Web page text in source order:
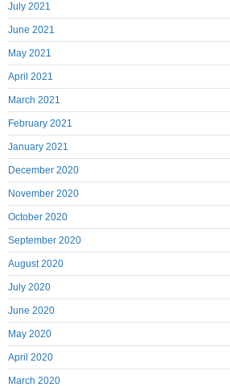
July 2021
June 2021
May 2021
April 2021
March 2021
February 2021
January 2021
December 2020
November 2020
October 2020
September 2020
August 2020
July 2020
June 2020
May 2020
April 2020
March 2020